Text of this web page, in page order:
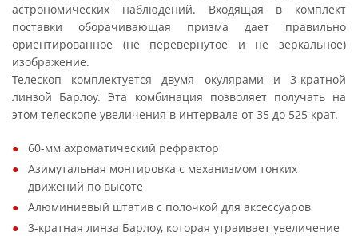
астрономических наблюдений. Входящая в комплект
поставки оборачивающая призма дает правильно
ориентированное (не перевернутое и не зеркальное)
изображение.
Телескоп комплектуется двумя окулярами и 3-кратной
линзой Барлоу. Эта комбинация позволяет получать на
этом телескопе увеличения в интервале от 35 до 525 крат.
60-мм ахроматический рефрактор
Азимутальная монтировка с механизмом тонких
движений по высоте
Алюминиевый штатив с полочкой для аксессуаров
3-кратная линза Барлоу, которая утраивает увеличение